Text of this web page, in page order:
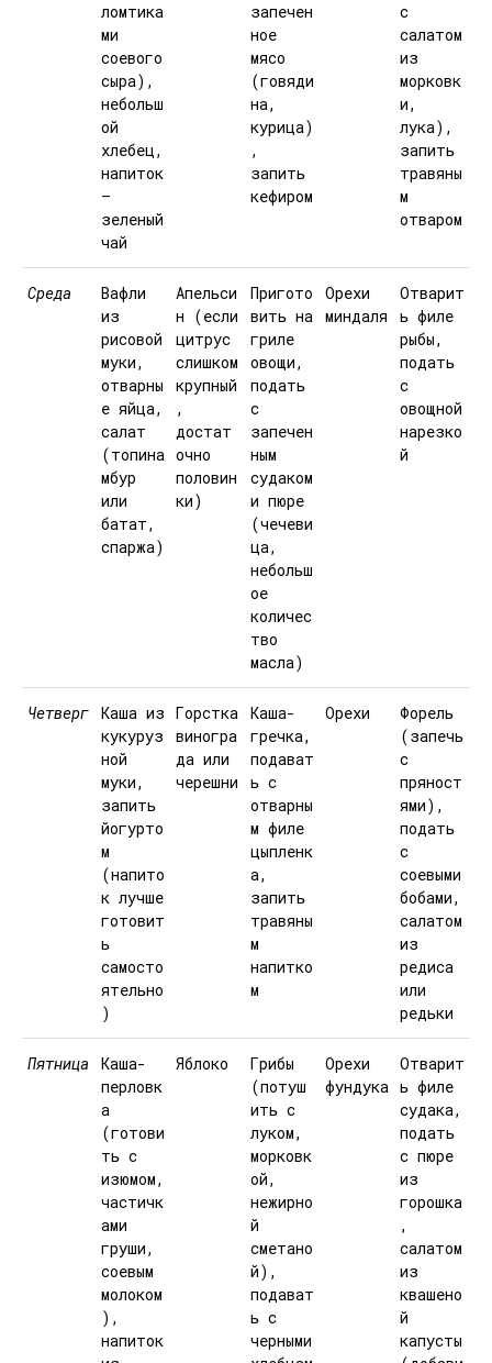
ломтика
ми
соевого
сыра),
небольш
ой
хлебец,
напиток
—
зеленый
чай
запечен
ное
мясо
(говяди
на,
курица)
,
запить
кефиром
с
салатом
из
морковк
и,
лука),
запить
травяны
м
отваром
Среда
Вафли
из
рисовой
муки,
отварны
е яйца,
салат
(топина
мбур
или
батат,
спаржа)
Апельси
н (если
цитрус
слишком
крупный
,
достат
очно
половин
ки)
Пригото
вить на
гриле
овощи,
подать
с
запечен
ным
судаком
и пюре
(чечеви
ца,
небольш
ое
количес
тво
масла)
Орехи
миндаля
Отварит
ь филе
рыбы,
подать
с
овощной
нарезко
й
Четверг Каша из
кукуруз
ной
муки,
запить
йогурто
м
(напито
к лучше
готовит
ь
самосто
ятельно
)
Горстка
виногра
да или
черешни
Каша-
гречка,
подават
ь с
отварны
м филе
цыпленк
а,
запить
травяны
м
напитко
м
Орехи
Форель
(запечь
с
пряност
ями),
подать
с
соевыми
бобами,
салатом
из
редиса
или
редьки
Пятница
Каша-
перловк
а
(готови
ть с
изюмом,
частичк
ами
груши,
соевым
молоком
),
напиток
Яблоко
Грибы
(потуш
ить с
луком,
морковк
ой,
нежирно
й
сметано
й),
подават
ь с
черными
Орехи
фундука
Отварит
ь филе
судака,
подать
с пюре
из
горошка
,
салатом
из
квашено
й
капусты